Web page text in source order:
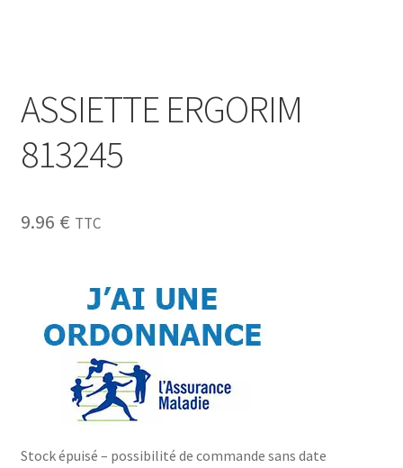
ASSIETTE ERGORIM
813245
9.96 € TTC
Stock épuisé – possibilité de commande sans date